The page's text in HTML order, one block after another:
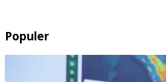
Populer